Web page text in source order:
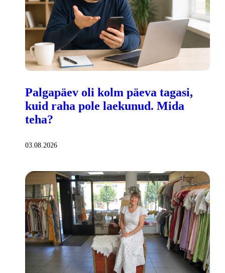
Palgapäev oli kolm päeva tagasi,
kuid raha pole laekunud. Mida
teha?
03.08.2026